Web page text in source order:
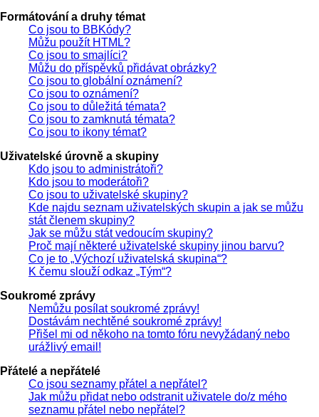
Formátování a druhy témat
Co jsou to BBKódy?
Můžu použít HTML?
Co jsou to smajlíci?
Můžu do příspěvků přidávat obrázky?
Co jsou to globální oznámení?
Co jsou to oznámení?
Co jsou to důležitá témata?
Co jsou to zamknutá témata?
Co jsou to ikony témat?
Uživatelské úrovně a skupiny
Kdo jsou to administrátoři?
Kdo jsou to moderátoři?
Co jsou to uživatelské skupiny?
Kde najdu seznam uživatelských skupin a jak se můžu
stát členem skupiny?
Jak se můžu stát vedoucím skupiny?
Proč mají některé uživatelské skupiny jinou barvu?
Co je to „Výchozí uživatelská skupina“?
K čemu slouží odkaz „Tým“?
Soukromé zprávy
Nemůžu posílat soukromé zprávy!
Dostávám nechtěné soukromé zprávy!
Přišel mi od někoho na tomto fóru nevyžádaný nebo
urážlivý email!
Přátelé a nepřátelé
Co jsou seznamy přátel a nepřátel?
Jak můžu přidat nebo odstranit uživatele do/z mého
seznamu přátel nebo nepřátel?